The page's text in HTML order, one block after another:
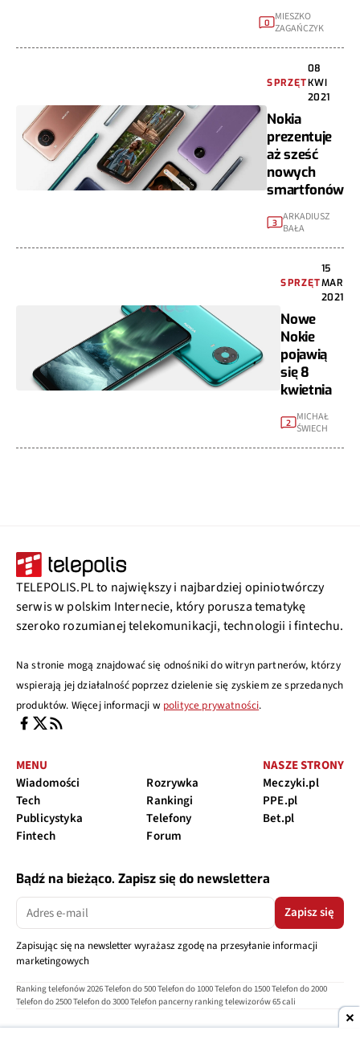
0
MIESZKO
ZAGAŃCZYK
SPRZĘT
08
KWI
2021
Nokia
prezentuje
aż sześć
nowych
smartfonów
3 ARKADIUSZ
BAŁA
SPRZĘT
15
MAR
2021
Nowe
Nokie
pojawią
się 8
kwietnia
2
MICHAŁ
ŚWIECH
TELEPOLIS.PL to największy i najbardziej opiniotwórczy
serwis w polskim Internecie, który porusza tematykę
szeroko rozumianej telekomunikacji, technologii i fintechu.
Na stronie mogą znajdować się odnośniki do witryn partnerów, którzy
wspierają jej działalność poprzez dzielenie się zyskiem ze sprzedanych
produktów. Więcej informacji w polityce prywatności.
MENU
Wiadomości
Tech
Publicystyka
Fintech
Rozrywka
Rankingi
Telefony
Forum
NASZE STRONY
Meczyki.pl
PPE.pl
Bet.pl
Bądź na bieżąco. Zapisz się do newslettera
Zapisz się
Zapisując się na newsletter wyrażasz zgodę na przesyłanie informacji
marketingowych
Ranking telefonów 2026Telefon do 500Telefon do 1000Telefon do 1500Telefon do 2000
Telefon do 2500Telefon do 3000Telefon pancerny ranking telewizorów 65 cali